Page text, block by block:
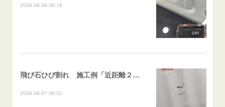
2026.08.08 06:16
飛び石ひび割れ 施工例「近距離２箇所・パーシャル系+ストレート系」CX-8
2026.08.07 06:32